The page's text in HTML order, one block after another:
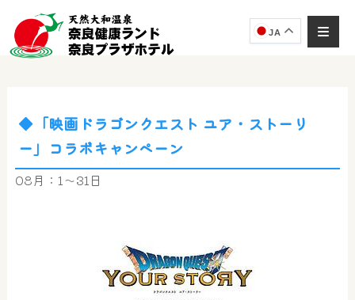
JA
◆「映画ドラゴンクエスト ユア・ストーリ
ー」コラボキャンペーン
08月：1～31日
AIコンシェルジュ